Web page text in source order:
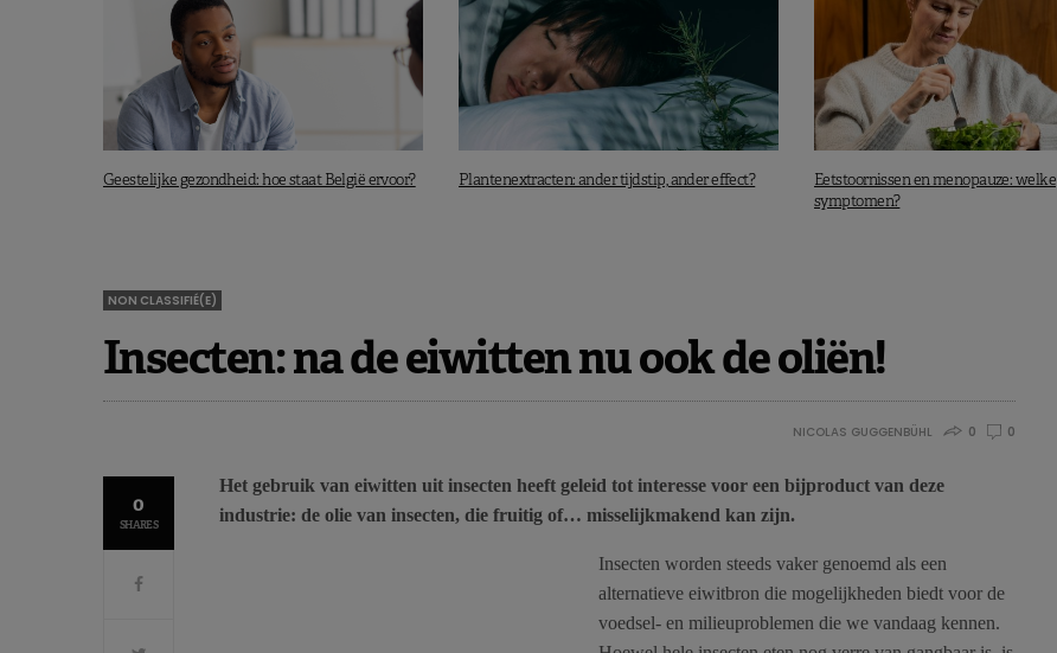
Geestelijke gezondheid: hoe staat België ervoor? Plantenextracten: ander tijdstip, ander effect?
Eetstoornissen en menopauze: welke
symptomen?
NON CLASSIFIÉ(E)
Insecten: na de eiwitten nu ook de oliën!
NICOLAS GUGGENBÜHL 0 0
0
SHARES
Het gebruik van eiwitten uit insecten heeft geleid tot interesse voor een bijproduct van deze
industrie: de olie van insecten, die fruitig of… misselijkmakend kan zijn.
Insecten worden steeds vaker genoemd als een
alternatieve eiwitbron die mogelijkheden biedt voor de
voedsel- en milieuproblemen die we vandaag kennen.